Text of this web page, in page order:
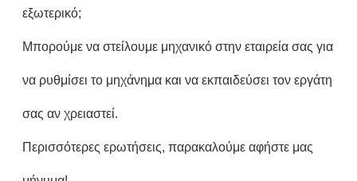
εξωτερικό;
Μπορούμε να στείλουμε μηχανικό στην εταιρεία σας για
να ρυθμίσει το μηχάνημα και να εκπαιδεύσει τον εργάτη
σας αν χρειαστεί.
Περισσότερες ερωτήσεις, παρακαλούμε αφήστε μας